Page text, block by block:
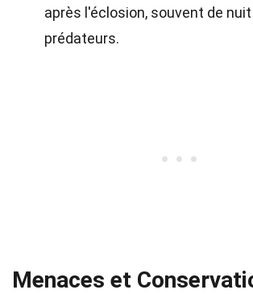
après l'éclosion, souvent de
prédateurs.
Menaces et